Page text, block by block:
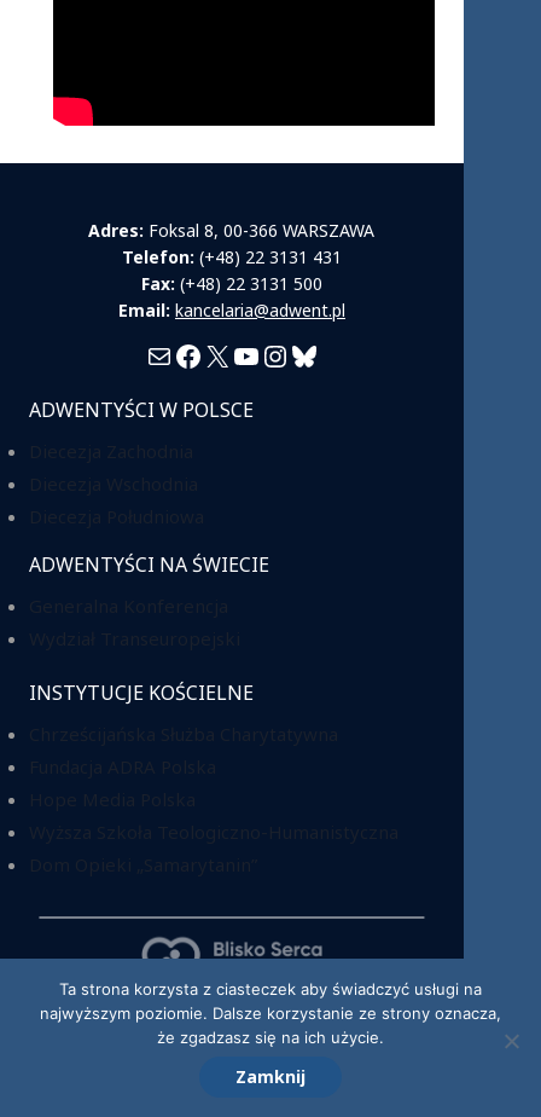
Adres: Foksal 8, 00-366 WARSZAWA
Telefon: (+48) 22 3131 431
Fax: (+48) 22 3131 500
Email: kancelaria@adwent.pl
MailFacebook
X YouTube
Instagram
Bluesky
ADWENTYŚCI W POLSCE
ADWENTYŚCI NA ŚWIECIE
INSTYTUCJE KOŚCIELNE
KRS: 0000220518
Ta strona korzysta z ciasteczek aby świadczyć usługi na
najwyższym poziomie. Dalsze korzystanie ze strony oznacza,
że zgadzasz się na ich użycie.
Zamknij